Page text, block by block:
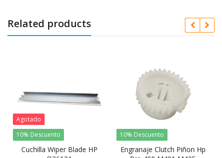
Related products
Agotado
10% Descuento
Cuchilla Wiper Blade HP
10% Descuento
Engranaje Clutch Piñon Hp